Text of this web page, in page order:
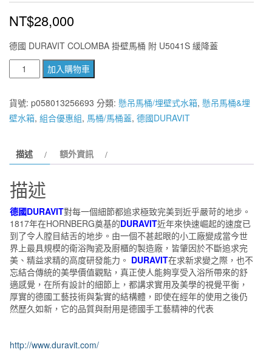
NT$28,000
德國 DURAVIT COLOMBA 掛壁馬桶 附 U5041S 緩降蓋
國
DURAVIT
懸
馬
254709
(含
德
國
GROHE
2
段
式
沖
埋
加入購物車
貨號: p058013256693 分類: 懸吊馬桶/埋壁式水箱, 懸吊馬桶&埋
壁水箱, 組合優惠組, 馬桶/馬桶蓋, 德國DURAVIT
描述 額外資訊
描述
德國DURAVIT對每一個細節都追求極致完美到近乎嚴苛的地步。
1817年在HORNBERG奠基的DURAVIT近年來快速崛起的速度已
到了令人膛目結舌的地步。由一個不甚起眼的小工廠變成當今世
界上最具規模的衛浴陶瓷及廚櫃的製造廠，皆肇因於不斷追求完
美、精益求精的高度研發能力。 DURAVIT在求新求變之際，也不
忘結合傳統的美學價值觀點，真正使人能夠享受入浴所帶來的舒
適感覺，在所有設計的細節上，都講求實用及美學的視覺平衡，
厚實的德國工藝技術與紮實的結構體，即使在經年的使用之後仍
然歷久如新，它的品質與耐用是德國手工藝精神的代表
http://www.duravit.com/